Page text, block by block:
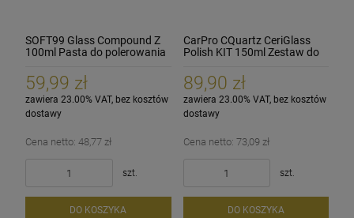
SOFT99 Glass Compound Z
100ml Pasta do polerowania
59,99 zł
zawiera 23.00% VAT, bez kosztów
dostawy
Cena netto: 48,77 zł
szt.
DO KOSZYKA
CarPro CQuartz CeriGlass
Polish KIT 150ml Zestaw do
89,90 zł
zawiera 23.00% VAT, bez kosztów
dostawy
Cena netto: 73,09 zł
szt.
DO KOSZYKA